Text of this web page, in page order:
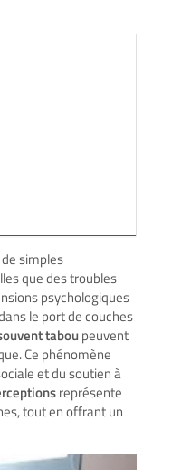
simples
que des troubles
psychologiques
le port de couches
taboupeuvent
Ce phénomène
et du soutien à
représente
tout en offrant un